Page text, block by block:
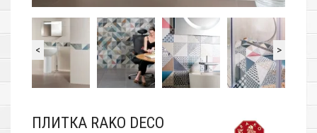
< >
ПЛИТКА RAKO DECO